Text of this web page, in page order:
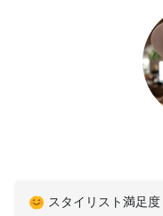
スタイリスト満足度